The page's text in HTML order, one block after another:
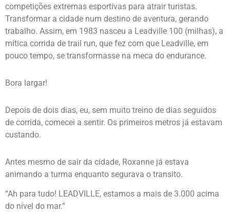
competições extremas esportivas para atrair turistas.
Transformar a cidade num destino de aventura, gerando
trabalho. Assim, em 1983 nasceu a Leadville 100 (milhas), a
mítica corrida de trail run, que fez com que Leadville, em
pouco tempo, se transformasse na meca do endurance.
Bora largar!
Depois de dois dias, eu, sem muito treino de dias seguidos
de corrida, comecei a sentir. Os primeiros metros já estavam
custando.
Antes mesmo de sair da cidade, Roxanne já estava
animando a turma enquanto segurava o transito.
“Ah para tudo! LEADVILLE, estamos a mais de 3.000 acima
do nível do mar.”